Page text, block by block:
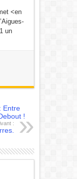
<en
un
Entre
!
: